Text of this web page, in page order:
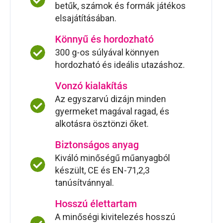
betűk, számok és formák játékos
elsajátításában.
Könnyű és hordozható
300 g-os súlyával könnyen
hordozható és ideális utazáshoz.
Vonzó kialakítás
Az egyszarvú dizájn minden
gyermeket magával ragad, és
alkotásra ösztönzi őket.
Biztonságos anyag
Kiváló minőségű műanyagból
készült, CE és EN-71,2,3
tanúsítvánnyal.
Hosszú élettartam
A minőségi kivitelezés hosszú